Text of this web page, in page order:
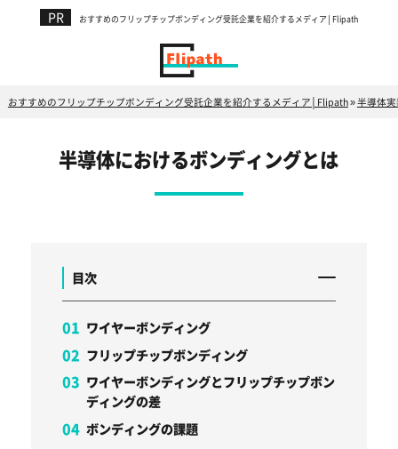
おすすめのフリップチップボンディング受託企業を紹介するメディア│Flipath
おすすめのフリップチップボンディング受託企業を紹介するメディア│Flipath»半導体
半導体におけるボンディングとは
目次
ワイヤーボンディング
フリップチップボンディング
ワイヤーボンディングとフリップチップボン
ディングの差
ボンディングの課題